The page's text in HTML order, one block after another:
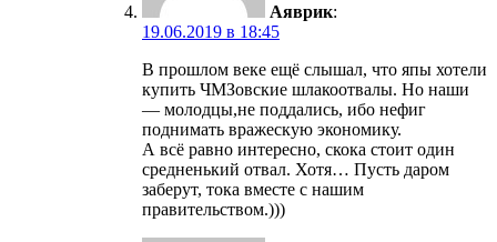
Аяврик:
19.06.2019 в 18:45
В прошлом веке ещё слышал, что япы хотели
купить ЧМЗовские шлакоотвалы. Но наши
— молодцы,не поддались, ибо нефиг
поднимать вражескую экономику.
А всё равно интересно, скока стоит один
средненький отвал. Хотя… Пусть даром
заберут, тока вместе с нашим
правительством.)))